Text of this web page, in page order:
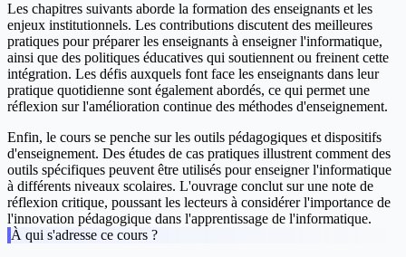
Les chapitres suivants aborde la formation des enseignants et les
enjeux institutionnels. Les contributions discutent des meilleures
pratiques pour préparer les enseignants à enseigner l'informatique,
ainsi que des politiques éducatives qui soutiennent ou freinent cette
intégration. Les défis auxquels font face les enseignants dans leur
pratique quotidienne sont également abordés, ce qui permet une
réflexion sur l'amélioration continue des méthodes d'enseignement.
Enfin, le cours se penche sur les outils pédagogiques et dispositifs
d'enseignement. Des études de cas pratiques illustrent comment des
outils spécifiques peuvent être utilisés pour enseigner l'informatique
à différents niveaux scolaires. L'ouvrage conclut sur une note de
réflexion critique, poussant les lecteurs à considérer l'importance de
l'innovation pédagogique dans l'apprentissage de l'informatique.
À qui s'adresse ce cours ?